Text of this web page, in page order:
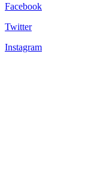
Facebook
Twitter
Instagram